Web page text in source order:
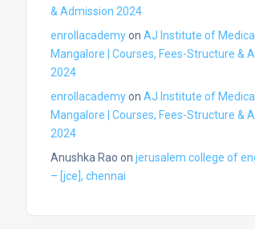
& Admission 2024
enrollacademyon AJ Institute of
Mangalore | Courses, Fees-Structure &
2024
enrollacademyon AJ Institute of
Mangalore | Courses, Fees-Structure &
2024
Anushka Rao on jerusalem college of
– [jce], chennai